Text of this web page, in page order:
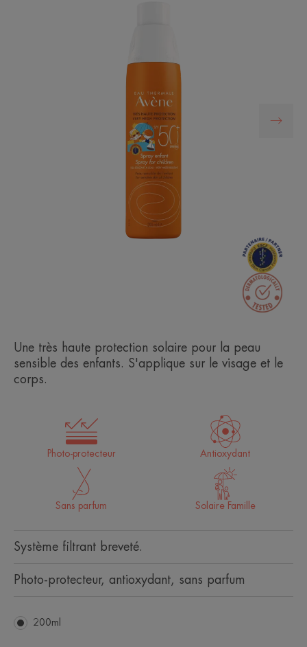
Une très haute protection solaire pour la peau
sensible des enfants. S'applique sur le visage et le
corps.
Photo-protecteur Antioxydant
Sans parfum Solaire Famille
Système filtrant breveté.
Photo-protecteur, antioxydant, sans parfum
200ml